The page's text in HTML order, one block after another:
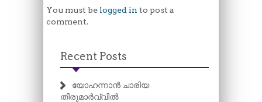
You must be logged in to post a
comment.
Recent Posts
യോഹന്നാൻ ചാരിയ
തിരുമാർവ്വിൽ